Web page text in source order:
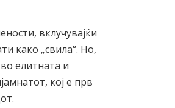
вклучувајќи
како „свила“. Но,
елитната и
кој е прв